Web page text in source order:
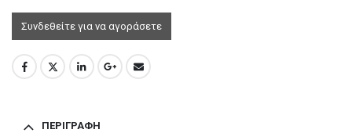
Συνδεθείτε για να αγοράσετε
ΠΕΡΙΓΡΑΦΉ